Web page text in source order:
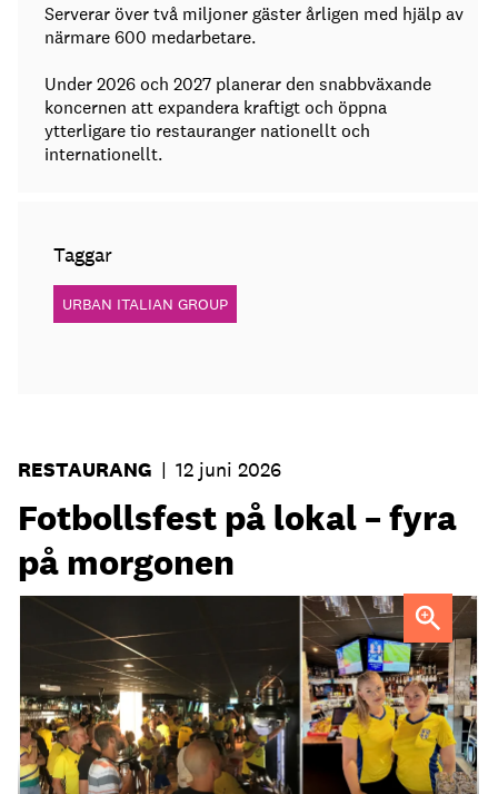
Serverar över två miljoner gäster årligen med hjälp av
närmare 600 medarbetare.
Under 2026 och 2027 planerar den snabbväxande
koncernen att expandera kraftigt och öppna
ytterligare tio restauranger nationellt och
internationellt.
Taggar
URBAN ITALIAN GROUP
RESTAURANG | 12 juni 2026
Fotbollsfest på lokal – fyra
på morgonen
Strandgatan Två välkomnar svenska fotbollsfans kl 04.